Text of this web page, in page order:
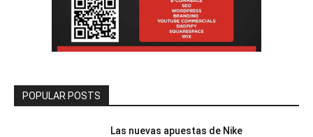
POPULAR POSTS
Las nuevas apuestas de Nike